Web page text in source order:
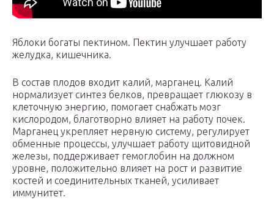
Яблоки богаты пектином. Пектин улучшает работу
желудка, кишечника.
В состав плодов входит калий, марганец. Калий
нормализует синтез белков, превращает глюкозу в
клеточную энергию, помогает снабжать мозг
кислородом, благотворно влияет на работу почек.
Марганец укрепляет нервную систему, регулирует
обменные процессы, улучшает работу щитовидной
железы, поддерживает гемоглобин на должном
уровне, положительно влияет на рост и развитие
костей и соединительных тканей, усиливает
иммунитет.